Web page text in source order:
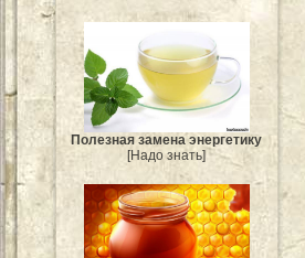
Полезная замена энергетику
[Надо знать]